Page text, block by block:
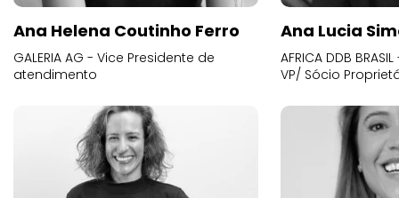
Ana Helena Coutinho Ferro
GALERIA AG - Vice Presidente de
atendimento
Ana Lucia
AFRICA DDB
VP/ Sócio